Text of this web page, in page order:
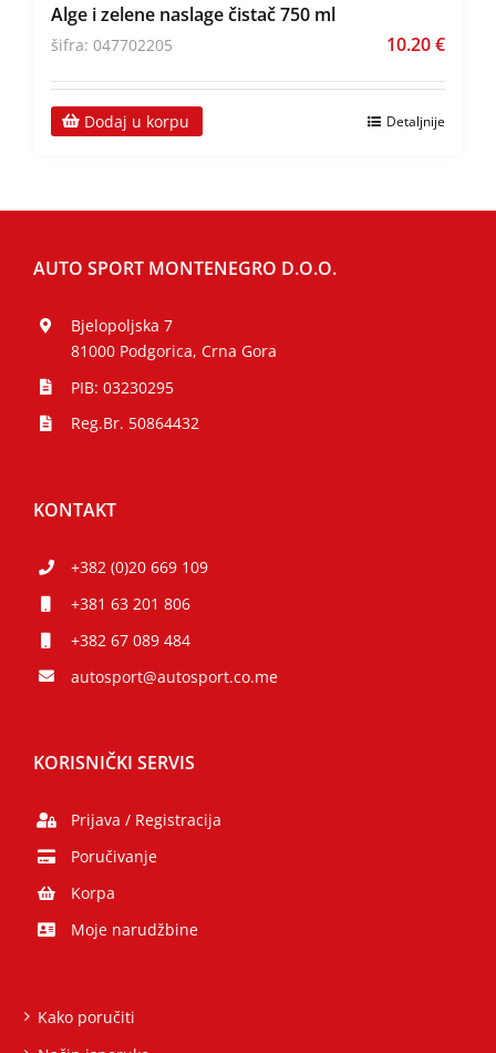
Alge i zelene naslage čistač 750 ml
šifra: 047702205 10.20€
Dodaj u korpu Detaljnije
AUTO SPORT MONTENEGRO D.O.O.
Bjelopoljska 7
81000 Podgorica, Crna Gora
PIB: 03230295
Reg.Br. 50864432
KONTAKT
+382 (0)20 669 109
+381 63 201 806
+382 67 089 484
autosport@autosport.co.me
KORISNIČKI SERVIS
Prijava / Registracija
Poručivanje
Korpa
Moje narudžbine
Kako poručiti